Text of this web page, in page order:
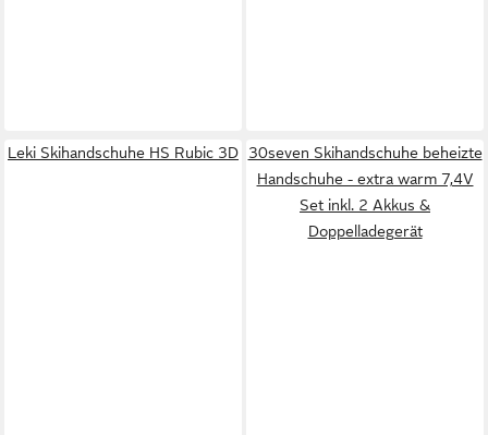
Leki Skihandschuhe HS Rubic 3D
30seven Skihandschuhe beheizte
Handschuhe - extra warm 7,4V
Set inkl. 2 Akkus &
Doppelladegerät